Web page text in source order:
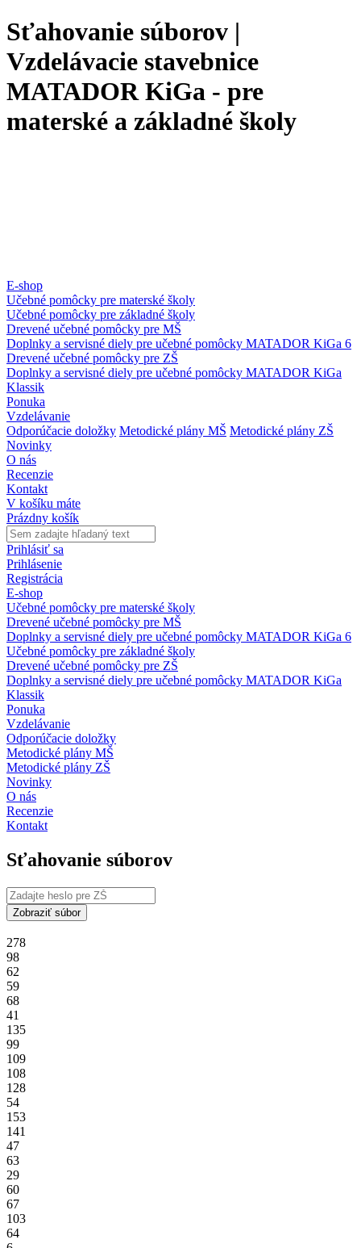
Sťahovanie súborov |
Vzdelávacie stavebnice
MATADOR KiGa - pre
materské a základné školy
E-shop
Učebné pomôcky pre materské školy
Učebné pomôcky pre základné školy
Drevené učebné pomôcky pre MŠ
Doplnky a servisné diely pre učebné pomôcky MATADOR KiGa 6
Drevené učebné pomôcky pre ZŠ
Doplnky a servisné diely pre učebné pomôcky MATADOR KiGa
Klassik
Ponuka
Vzdelávanie
Odporúčacie doložky Metodické plány MŠ Metodické plány ZŠ
Novinky
O nás
Recenzie
Kontakt
V košíku máte
Prázdny košík
Prihlásiť sa
Prihlásenie
Registrácia
E-shop
Učebné pomôcky pre materské školy
Drevené učebné pomôcky pre MŠ
Doplnky a servisné diely pre učebné pomôcky MATADOR KiGa 6
Učebné pomôcky pre základné školy
Drevené učebné pomôcky pre ZŠ
Doplnky a servisné diely pre učebné pomôcky MATADOR KiGa
Klassik
Ponuka
Vzdelávanie
Odporúčacie doložky
Metodické plány MŠ
Metodické plány ZŠ
Novinky
O nás
Recenzie
Kontakt
Sťahovanie súborov
Zobraziť súbor
278
98
62
59
68
41
135
99
109
108
128
54
153
141
47
63
29
60
67
103
64